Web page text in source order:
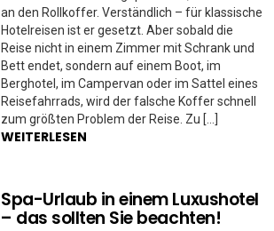
an den Rollkoffer. Verständlich – für klassische
Hotelreisen ist er gesetzt. Aber sobald die
Reise nicht in einem Zimmer mit Schrank und
Bett endet, sondern auf einem Boot, im
Berghotel, im Campervan oder im Sattel eines
Reisefahrrads, wird der falsche Koffer schnell
zum größten Problem der Reise. Zu […]
WEITERLESEN
Spa-Urlaub in einem Luxushotel
– das sollten Sie beachten!